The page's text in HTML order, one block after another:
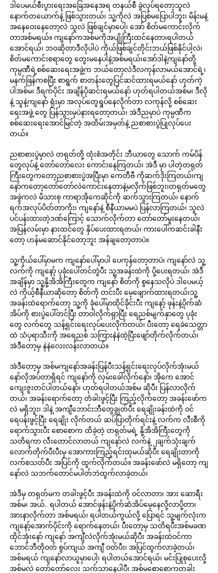
ဒါပေမယ်စီးပွားရေးအခြေအနေအရ တနယ်စီ ခွဲလုပ်ရတော့သူလဲ
နောက်တယောက်နဲ့ ဖြစ်သွားတယ်၊ သူ့ကိုလဲ အပြစ်မပြောပါဘူး၊ မိန်းမနဲ့
အနေဝေးနေတော့လဲ သူလဲ ဖြစ်ချင်မှာပေါ့၊ အော် စိတ်မကောင်းလိုက်
တာအစ်မရယ်။ ကျနော်ကအစ်မကိုအပျိုကြီးထင်နေတာ၊ရပါတယ်
အောင်ရယ်၊ ဘဝဆိုတာဒီလိုပါပဲ ကိုယ်ဖြစ်ချင်တိုင်းဘယ်ဖြစ်နိုင်ပါ့လဲ၊
စိတ်မကောင်းစရာတွေ တွေးမနေပါနဲ့အစ်မရယ်၊အော်ဒါနဲ့ကျနော်တို့
ကုမ္ပဏီရဲ့စစ်ဆေးရေးအဖွဲ့က ဘယ်တော့လဲဒီလကုန်လာမယ်အောင်ရဲ့၊
မနက်ဖြန်ကစပြီး စာရွက် စာတန်းတွေပြင်ဆင်ထားရမယ်နော် ဟုတ်ကဲ့
ပါအစ်မ၊ ဒီရက်ပိုင်း အချိန်ပိုဆင်းရမယ်နော် ဟုတ်ရပါတယ်အစ်မ၊ ဒီလို
နဲ့ သူနဲ့ကျနော် ရုံးမှာ အလုပ်တွေရှုပ်နေလိုက်တာ လကုန်လို့ စစ်ဆေး
ရေးအဖွဲ့ တွေ ပြန်သွားမှပဲနားရတော့တယ်၊ အဲဒီညမှာပဲ ကုမ္ပဏီက
စစ်ဆေးရေးအောင်မြင်တဲ့ အထိမ်းအမှတ်နဲ့ ညစာစားပွဲပြုလုပ်ပေး
တယ်။
ညစာစားပွဲမှာလဲ တရုတ်တို့ ထုံးစံအတိုင်း ဘီယာတွေ သောက် ကမ်ပိန်
တွေလုပ်နဲ့ တော်တော်လေး ကောင်းနေကြတယ်၊ အဲဒီ မှာ ပါတဲ့တရုတ်
ကြီးတွေကတော့ညစာစားပွဲအပြီးမှာ ကေတီဗီ ကိုဆက်ဒိုးကြတယ်၊ကျ
နော်ကတော့တော်တော်လဲကောင်းနေတာနဲ့မလိုက်ဖြစ်ဘူး၊တရုတ်မတွေ
အဖွဲကလဲ မိသားစု ကာရာအိုကေဆိုင်ကို ဆက်သွားကြတယ်၊ နောက်
ရက်အလုပ်ပိတ်တာကိုး၊ ကျနော်နဲ့ စီနီယာမမပဲ ပြန်လာကြတယ်၊ သူလဲ
ပင်ပန်းထားတဲ့ဒဏ်ကြောင့် သောက်လိုက်တာ တော်တော်မူးနေတယ်၊
အပြန်လမ်းမှာ နားထင်တွေ နှိပ်ပေးထားရတယ်၊ ကားပေါ်ကဆင်းခါနီး
တော့ ဟန်မဆောင်နိုင်တော့ဘူး အန်ချတော့တာပဲ။
သူ့ကိုယ်ပေါ်မှာမက ကျနော်ပေါ်မှာပါ ပေကုန်တော့တာပဲ၊ ကျနော်လဲ သူ့
လက်ကို ကျနော့် ပုခုံးပေါ်တင်တွဲပီး သူ့အခန်းထဲကို ပို့ပေးရတယ်၊ အဲဒီ
အချိန်မှာ သူ့နို့အိအိကြီးတွေက ကျနော် စိတ်ကို စွနေသလိုပဲ ဒါပေမယ့်
လဲ ကိုယ့်စီနီယာဆိုတော့ စိတ်ကို တင်းပီး မေ့ဖျောက်ထားရတယ်၊သူ့
အခန်းထဲရောက်တော့ သူ့ကို ခုံပေါ်မှာထိုင်ခိုင်းပီး ကျနော့် ဖုန်းနဲ့ပိုက်ဆံ
အိပ်ကို စားပွဲပေါ်တင်ပြီး တာဝါလိုက်ရှာပြီး ရေညစ်မျက်နှာတွေ ပုခုံး
တွေ လက်တွေ သန့်ရှင်းရေးလုပ်ပေးလိုက်တယ်၊ ပီးတော့ ရေခဲသေတ္တာ
ထဲ သံပုရာသီးကို အရေညစ် သကြားနဲနဲထဲ့ပြီးဖျော်တိုက်လိုက်တယ်၊
အဲဒီတော့မှ နဲနဲလေးလန်းလာတယ်။
အဲဒီတော့မှ အစ်မကျနော်အခန်းပြန်ပီးသန့်ရှင်းရေးလုပ်လိုက်အုံးမယ်
နော်လိုအပ်တာရှိရင် ကျနော်ကို လှမ်းခေါ်လိုက်နော်၊ အိုကေ အောင်
ကျေးဇူးတင်ပါတယ်နော်၊ ဟုတ်ရပါတယ်အစ်မ ဆိုပီး ပြန်လာလိုက်
တယ်၊ အခန်းရောက်တော့ တံခါးဖွင့်ပြီး ကြည့်လိုက်တော့ အခန်းဖော်က
လဲ မရှိဘူး၊ ဒါနဲ့ အကျီဘောင်းဘီတွေချွတ်ပီး ရေချိုးခန်းထဲကို ဝင်
ရေပန်းဖွင့်ပြီး ရေချိုး လိုက်တယ် ဆပ်ပြာတိုက်ရင်းနဲ့ လက်က လီးစီကို
ရောက်သွားပီး စောစောက ထိခဲ့တဲ့ တရုတ်မရဲ့ နို့အိအိကြီးတွေကို
သတိရကာ လီးတောင်လာတယ် ကျနော်လဲ လက်နဲ့ ၂ချက်သုံးချက်
လောက်တိုက်ပီးပီးမှ အောကားကြည့်ရင်းထုမယ်ဆိုပီး ရေချိုးတာကို
လက်စသတ်ပီး အပြင်ကို ထွက်လိုက်တယ်။ အခန်းဖော်လဲ မရှိတော့ ကျ
နော်လဲ သဘက်တောင်မပါတ်ဘဲထွက်လာခဲ့တယ်၊
အဲဒီမှ တရုတ်မက တခါးဖွင့်ပီး အခန်းထဲကို ဝင်လာတာ၊ အား ဆောရီး
အစ်မ၊ အယ်.. ရပါတယ် အောင်ဖုန်းနဲ့ပိုက်ဆံအိပ်မေ့နေလို့လာပို့တာ၊
အားနာလိုက်တာ အစ်မရယ်၊ ရပါတယ်ကွယ်လို့ ပြောရင် သူ့မျက်လုံးက
ကျနော့်အောက်ပိုင်းကို ရောက်နေတယ်၊ ပီးတော့မှ သတိရပီးအစ်မခဏ
ထိုင်အုံးနော် ကျနော် အကျီလဲလိုက်အုံးမယ်ဆိုပီး အခန်းထဲဝင်ကာ
ဘောင်ဘီတိုဝတ် စွပ်ကျယ် အကျီ ဝတ်ပီး၊ အပြင်ထွက်လာခဲ့တယ်၊
အစ်မရယ် ကျနော်လာယူမှာပေါ့၊ ရပါတယ်အောင်ရယ်၊ မင်းပြုစုပေးလို့
အစ်မလဲ တော်တော်လေး သက်သာနေပါပီ၊ အစ်မစောစောကတခါး